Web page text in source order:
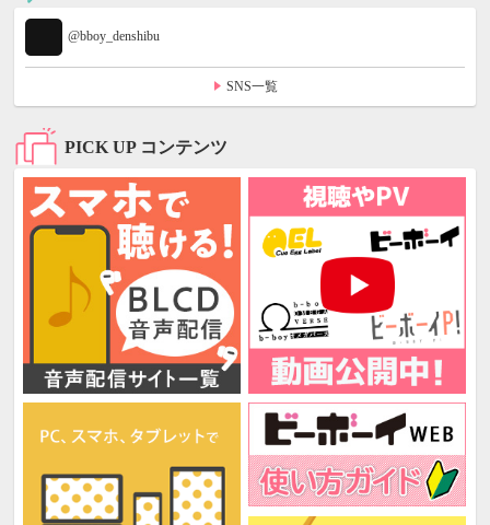
@bboy_denshibu
SNS一覧
PICK UP コンテンツ